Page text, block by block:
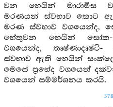
වන හෙයින් මාරාමිස
මරණයන් ස්වභාව කොට
මරණ ස්වභාව වශයෙන්ද,
හේතුවන හෙයින් සෝක-
වශයෙන්ද,
ස්වභාව ඇති හෙයින්
මෙසේ ප්‍රභේද වශයෙන්
වශයෙන් සම්මර්ශනය කරයි.
378